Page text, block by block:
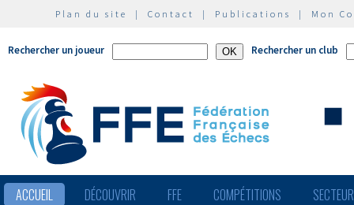
Plan du site | Contact | Publications | Mon
Rechercher un joueur Rechercher un club
ACCUEIL DÉCOUVRIR FFE COMPÉTITIONS